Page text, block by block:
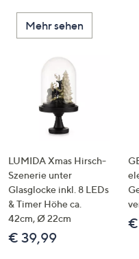
Mehr sehen
LUMIDA Xmas Hirsch-
Szenerie unter
Glasglocke inkl. 8 LEDs
& Timer Höhe ca.
42cm, Ø 22cm
€ 39,99